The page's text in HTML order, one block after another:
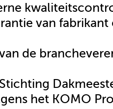
van fabrikant
de
het KOMO